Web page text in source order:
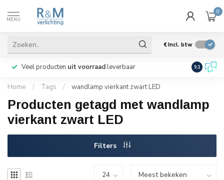
MENU
0
€Incl. btw
Veel producten uit voorraadleverbaar Wij
9.1
Home / Tags / wandlamp vierkant zwart LED
Producten getagd met wandlamp
vierkant zwart LED
Filters